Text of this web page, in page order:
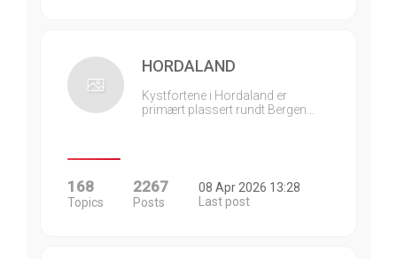
HORDALAND
Kystfortene i Hordaland er
primært plassert rundt Bergen…
168
Topics
2267
Posts
08 Apr 2026 13:28
Last post